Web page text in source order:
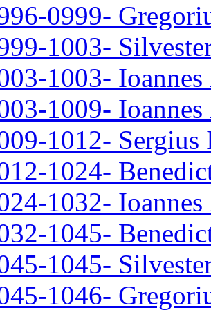
0999-
1003-
1003-
1009-
1012- Sergius
1024-
1032-
1045-
1045-
1046-